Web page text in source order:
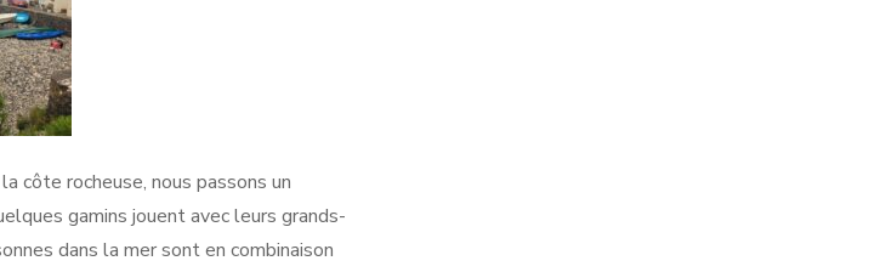
côte rocheuse, nous passons un
gamins jouent avec leurs grands-
dans la mer sont en combinaison